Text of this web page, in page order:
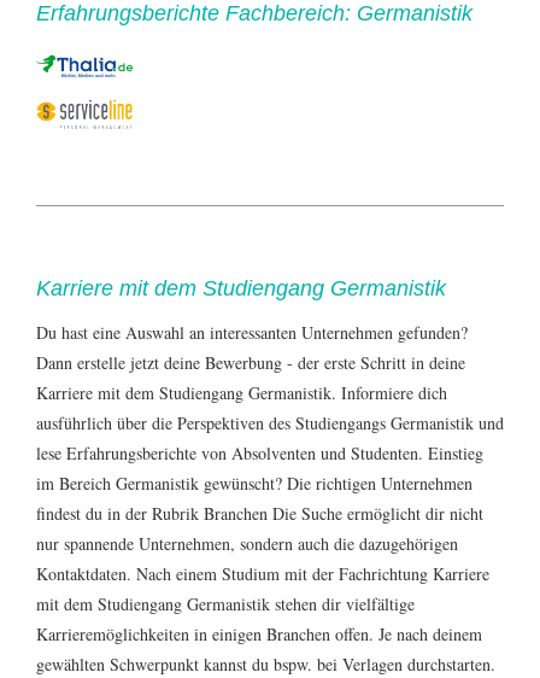
Erfahrungsberichte Fachbereich: Germanistik
Karriere mit dem Studiengang Germanistik
Du hast eine Auswahl an interessanten Unternehmen gefunden?
Dann erstelle jetzt deine Bewerbung - der erste Schritt in deine
Karriere mit dem Studiengang Germanistik. Informiere dich
ausführlich über die Perspektiven des Studiengangs Germanistik und
lese Erfahrungsberichte von Absolventen und Studenten. Einstieg
im Bereich Germanistik gewünscht? Die richtigen Unternehmen
findest du in der Rubrik Branchen Die Suche ermöglicht dir nicht
nur spannende Unternehmen, sondern auch die dazugehörigen
Kontaktdaten. Nach einem Studium mit der Fachrichtung Karriere
mit dem Studiengang Germanistik stehen dir vielfältige
Karrieremöglichkeiten in einigen Branchen offen. Je nach deinem
gewählten Schwerpunkt kannst du bspw. bei Verlagen durchstarten.